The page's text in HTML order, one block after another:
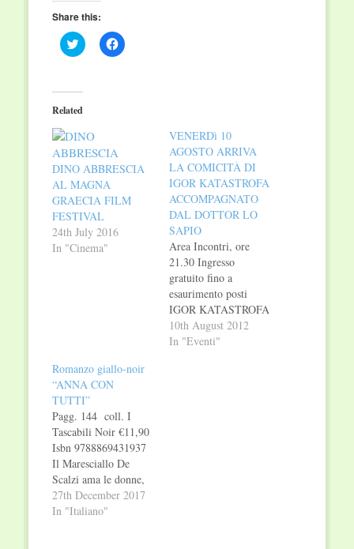
Share this:
Click
to
(Opens
in
new
Click
to
Related
DINO ABBRESCIA
AL MAGNA
GRAECIA FILM
FESTIVAL
24th July 2016
In "Cinema"
VENERDì 10
AGOSTO ARRIVA
LA COMICITÀ DI
IGOR KATASTROFA
ACCOMPAGNATO
DAL DOTTOR LO
SAPIO
Area Incontri, ore
21.30 Ingresso
gratuito fino a
esaurimento posti
IGOR KATASTROFA
In compagnia del
DOTTOR LO SAPIO
10th August 2012
In "Eventi"
Romanzo giallo-noir
“ANNA CON
TUTTI”
Pagg. 144 coll. I
Tascabili Noir €11,90
Isbn 9788869431937
Il Maresciallo De
Scalzi ama le donne,
le considera il sesso
forte, pur
27th December 2017
In "Italiano"